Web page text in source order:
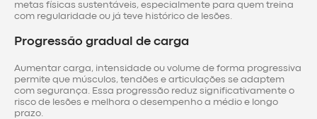
metas físicas sustentáveis, especialmente para quem treina
com regularidade ou já teve histórico de lesões.
Progressão gradual de carga
Aumentar carga, intensidade ou volume de forma progressiva
permite que músculos, tendões e articulações se adaptem
com segurança. Essa progressão reduz significativamente o
risco de lesões e melhora o desempenho a médio e longo
prazo.